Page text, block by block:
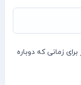
زمانی که دوباره